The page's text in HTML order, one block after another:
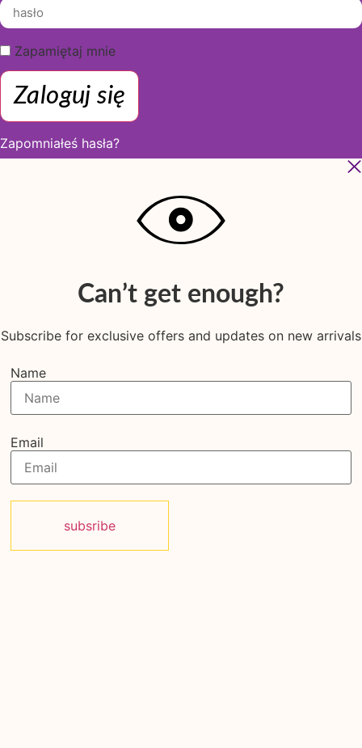
Zapamiętaj mnie
Zaloguj się
Zapomniałeś hasła?
Can’t get enough?
Subscribe for exclusive offers and updates on new arrivals
Name
Email
subsribe